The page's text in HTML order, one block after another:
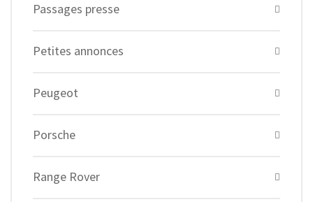
Passages presse
Petites annonces
Peugeot
Porsche
Range Rover